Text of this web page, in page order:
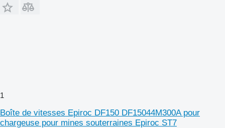
1
Boîte de vitesses Epiroc DF150 DF15044M300A pour
chargeuse pour mines souterraines Epiroc ST7